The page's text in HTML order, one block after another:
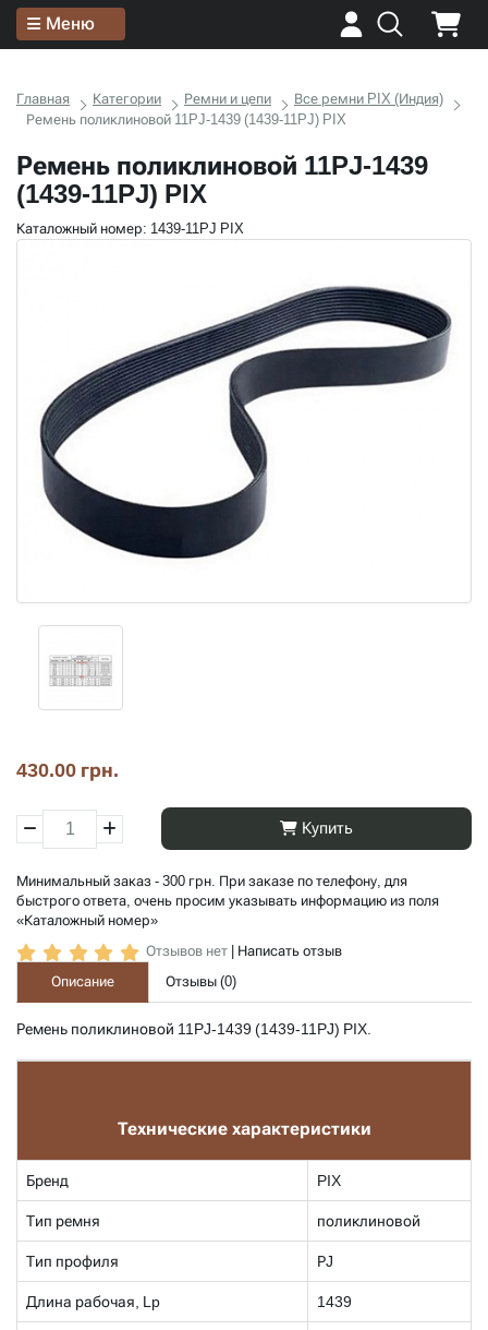
Меню
Главная Категории Ремни и цепи
Все ремни PIX (Индия)
Ремень поликлиновой 11PJ-1439 (1439-11PJ) PIX
Ремень поликлиновой 11PJ-1439
(1439-11PJ) PIX
Каталожный номер: 1439-11PJ PIX
430.00 грн.
Купить
Минимальный заказ - 300 грн. При заказе по телефону, для
быстрого ответа, очень просим указывать информацию из поля
«Каталожный номер»
Отзывов нет
Написать отзыв
Описание
Отзывы (0)
Ремень поликлиновой 11PJ-1439 (1439-11PJ) PIX.
Технические характеристики
Бренд PIX
Тип ремня поликлиновой
Тип профиля РJ
Длина рабочая, Lp 1439